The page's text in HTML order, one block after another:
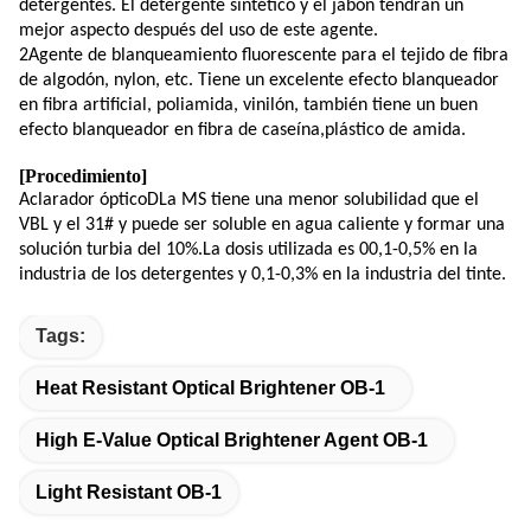
detergentes. El detergente sintético y el jabón tendrán un
mejor aspecto después del uso de este agente.
2Agente de blanqueamiento fluorescente para el tejido de fibra
de algodón, nylon, etc. Tiene un excelente efecto blanqueador
en fibra artificial, poliamida, vinilón, también tiene un buen
efecto blanqueador en fibra de caseína,plástico de amida.
[Procedimiento]
Aclarador ópticoDLa MS tiene una menor solubilidad que el
VBL y el 31# y puede ser soluble en agua caliente y formar una
solución turbia del 10%.La dosis utilizada es 00,1-0,5% en la
industria de los detergentes y 0,1-0,3% en la industria del tinte.
Tags:
Heat Resistant Optical Brightener OB-1
High E-Value Optical Brightener Agent OB-1
Light Resistant OB-1